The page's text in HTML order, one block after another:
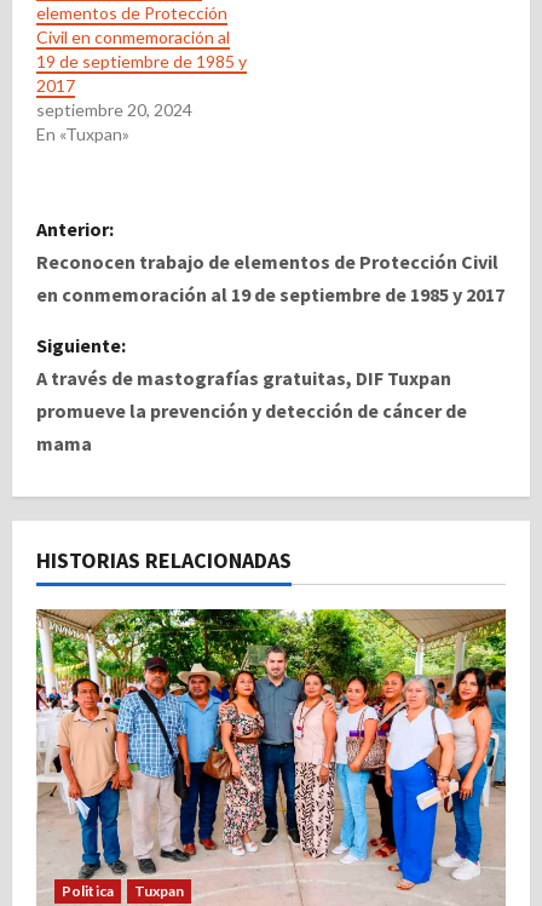
elementos de Protección
Civil en conmemoración al
19 de septiembre de 1985 y
2017
septiembre 20, 2024
En «Tuxpan»
N
a
e
g
c
i
ó
n
d
e
e
n
Anterior:
Reconocen trabajo de elementos de Protección Civil
en conmemoración al 19 de septiembre de 1985 y 2017
Siguiente:
A través de mastografías gratuitas, DIF Tuxpan
promueve la prevención y detección de cáncer de
mama
HISTORIAS RELACIONADAS
Politica Tuxpan